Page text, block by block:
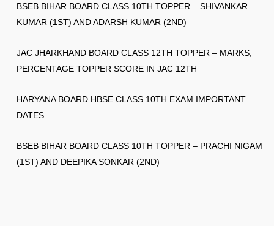
BSEB BIHAR BOARD CLASS 10TH TOPPER – SHIVANKAR
KUMAR (1ST) AND ADARSH KUMAR (2ND)
JAC JHARKHAND BOARD CLASS 12TH TOPPER – MARKS,
PERCENTAGE TOPPER SCORE IN JAC 12TH
HARYANA BOARD HBSE CLASS 10TH EXAM IMPORTANT
DATES
BSEB BIHAR BOARD CLASS 10TH TOPPER – PRACHI NIGAM
(1ST) AND DEEPIKA SONKAR (2ND)